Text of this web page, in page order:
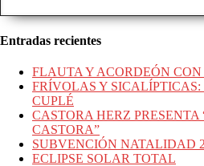
Entradas recientes
FLAUTA Y ACORDEÓN
FRÍVOLAS Y
CUPLÉ
CASTORA HERZ PRESENTA
CASTORA”
SUBVENCIÓN NATALIDAD
ECLIPSE SOLAR TOTAL